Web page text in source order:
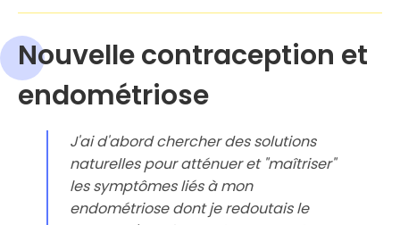
Nouvelle contraception et
endométriose
J'ai d'abord chercher des solutions
naturelles pour atténuer et "maîtriser"
les symptômes liés à mon
endométriose dont je redoutais le